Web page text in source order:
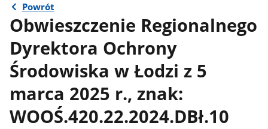
Powrót
Obwieszczenie Regionalnego
Dyrektora Ochrony
Środowiska w Łodzi z 5
marca 2025 r., znak:
WOOŚ.420.22.2024.DBł.10